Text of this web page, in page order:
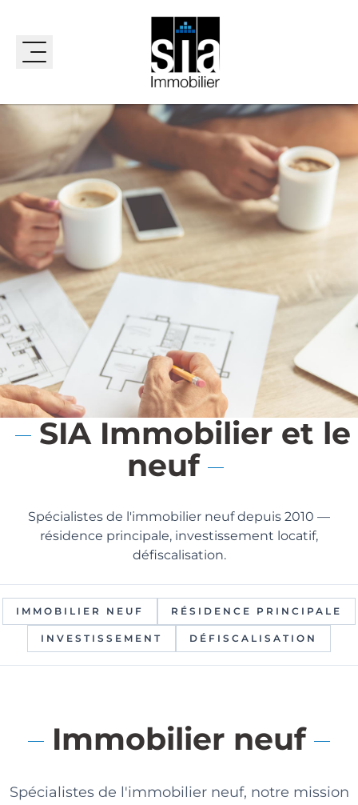
SIA Immobilier et le
neuf
Spécialistes de l'immobilier neuf depuis 2010 —
résidence principale, investissement locatif,
défiscalisation.
IMMOBILIER NEUF RÉSIDENCE PRINCIPALE
INVESTISSEMENT DÉFISCALISATION
Immobilier neuf
Spécialistes de l'immobilier neuf, notre mission